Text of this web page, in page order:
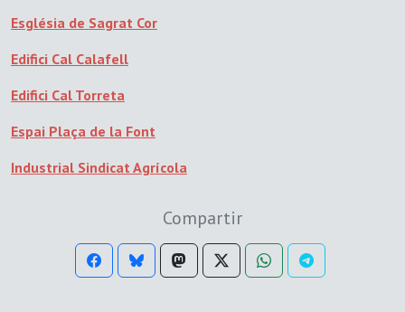
Església de Sagrat Cor
Edifici Cal Calafell
Edifici Cal Torreta
Espai Plaça de la Font
Industrial Sindicat Agrícola
Compartir